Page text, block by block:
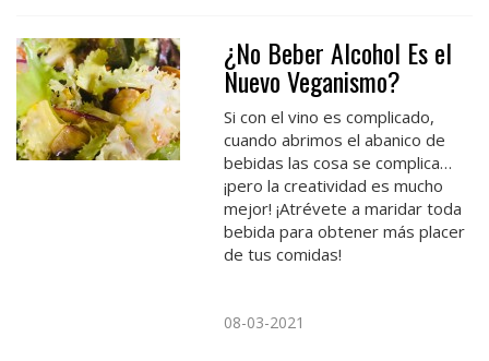
¿No Beber Alcohol Es el
Nuevo Veganismo?
Si con el vino es complicado,
cuando abrimos el abanico de
bebidas las cosa se complica…
¡pero la creatividad es mucho
mejor! ¡Atrévete a maridar toda
bebida para obtener más placer
de tus comidas!
08-03-2021